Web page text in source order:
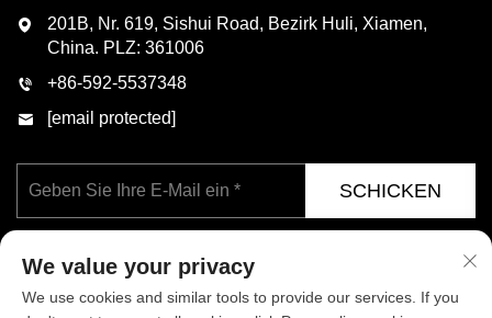
201B, Nr. 619, Sishui Road, Bezirk Huli, Xiamen,
China. PLZ: 361006
+86-592-5537348
[email protected]
SCHICKEN
We value your privacy
We use cookies and similar tools to provide our services. If you